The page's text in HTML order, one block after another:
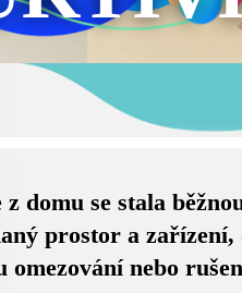
domu se stala
prostor a
omezování nebo